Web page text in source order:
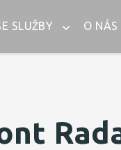
SLUŽBY O NÁS